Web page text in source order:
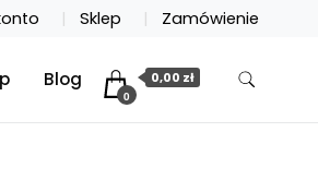
Sklep Zamówienie
Blog
0
0,00 zł